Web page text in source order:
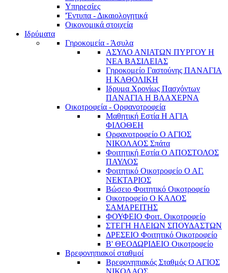
Υπηρεσίες
'Έντυπα - Δικαιολογητικά
Οικονομικά στοιχεία
Ιδρύματα
Γηροκομεία - Άσυλα
ΑΣΥΛΟ ΑΝΙΑΤΩΝ ΠΥΡΓΟΥ Η
ΝΕΑ ΒΑΣΙΛΕΙΑΣ
Γηροκομείο Γαστούνης ΠΑΝΑΓΙΑ
Η ΚΑΘΟΛΙΚΗ
Ιδρυμα Χρονίως Πασχόντων
ΠΑΝΑΓΙΑ Η ΒΛΑΧΕΡΝΑ
Οικοτροφεία - Ορφανοτροφεία
Μαθητική Εστία Η ΑΓΙΑ
ΦΙΛΟΘΕΗ
Ορφανοτροφείο Ο ΑΓΙΟΣ
ΝΙΚΟΛΑΟΣ Σπάτα
Φοιτητική Εστία Ο ΑΠΟΣΤΟΛΟΣ
ΠΑΥΛΟΣ
Φοιτητικό Οικοτροφείο Ο ΑΓ.
ΝΕΚΤΑΡΙΟΣ
Βώσειο Φοιτητικό Οικοτροφείο
Οικοτροφείο Ο ΚΑΛΟΣ
ΣΑΜΑΡΕΙΤΗΣ
ΦΟΥΦΕΙΟ Φοιτ. Οικοτροφείο
ΣΤΕΓΗ ΗΛΕΙΩΝ ΣΠΟΥΔΑΣΤΩΝ
ΔΡΕΣΕΙΟ Φοιτητικό Οικοτροφείο
Β' ΘΕΟΔΩΡΙΔΕΙΟ Οικοτροφείο
Βρεφονηπιακοί σταθμοί
Βρεφονηπιακός Σταθμός Ο ΑΓΙΟΣ
ΝΙΚΟΛΑΟΣ